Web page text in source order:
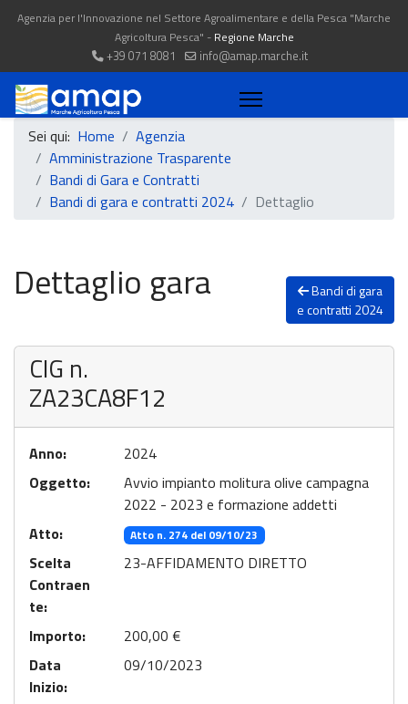
Agenzia per l'Innovazione nel Settore Agroalimentare e della Pesca "Marche
Agricoltura Pesca" - Regione Marche
+39 071 8081
info@amap.marche.it
Sei qui: Home
Agenzia
Amministrazione Trasparente
Bandi di Gara e Contratti
Bandi di gara e contratti 2024
Dettaglio
Dettaglio gara
Bandi di gara
e contratti 2024
CIG n.
ZA23CA8F12
Anno:
2024
Oggetto:
Avvio impianto molitura olive campagna
2022 - 2023 e formazione addetti
Atto:
Atto n. 274 del 09/10/23
Scelta
Contraen
te:
23-AFFIDAMENTO DIRETTO
Importo:
200,00 €
Data
Inizio:
09/10/2023